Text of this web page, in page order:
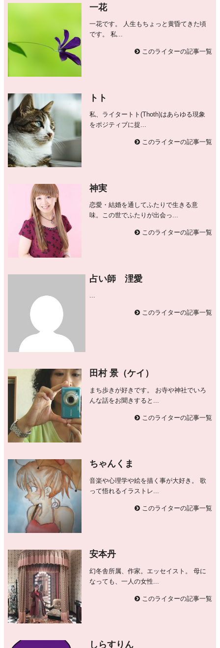
一花
一花です。 人生もちょっと黄昏てきた頃
です。 私...
このライターの記事一覧
トト
私、ライタートト(Thoth)はあらゆる現象
をポジティブに捉...
このライターの記事一覧
神実
恋愛・結婚を通してふたりで生きる意
味。この世でふたりが出会っ...
このライターの記事一覧
占い師 浬愛
...
このライターの記事一覧
田村 景（ケイ）
まち歩きが好きです。 お寺や神社でいろ
んな話をお聞きすると...
このライターの記事一覧
ちゃんくま
音楽や心理学や絵を描く事が大好き。 歌
って悟れるイラストレ...
このライターの記事一覧
安本丹
幻冬舎所属、作家。エッセイスト。 母に
なっても、一人の女性...
このライターの記事一覧
しらすりん